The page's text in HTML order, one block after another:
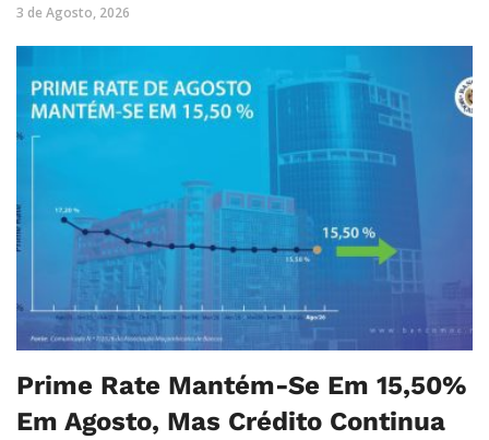
3 de Agosto, 2026
Prime Rate Mantém-Se Em 15,50%
Em Agosto, Mas Crédito Continua